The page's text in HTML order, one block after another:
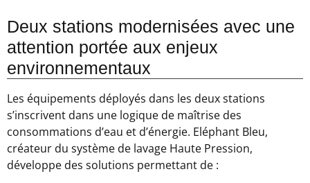
Deux stations modernisées avec une
attention portée aux enjeux
environnementaux
Les équipements déployés dans les deux stations
s’inscrivent dans une logique de maîtrise des
consommations d’eau et d’énergie. Eléphant Bleu,
créateur du système de lavage Haute Pression,
développe des solutions permettant de :